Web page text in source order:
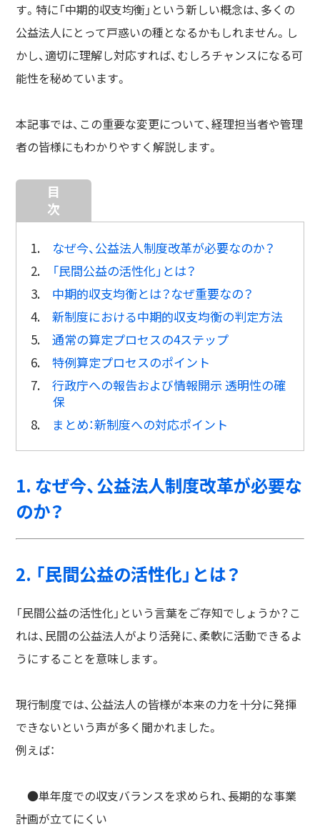
す。特に「中期的収支均衡」という新しい概念は、多くの
公益法人にとって戸惑いの種となるかもしれません。し
かし、適切に理解し対応すれば、むしろチャンスになる可
能性を秘めています。
本記事では、この重要な変更について、経理担当者や管理
者の皆様にもわかりやすく解説します。
目
次
1. なぜ今、公益法人制度改革が必要なのか？
2.
「民間公益の活性化」とは？
3. 中期的収支均衡とは？なぜ重要なの？
4.新制度における中期的収支均衡の判定方法
5.通常の算定プロセスの4ステップ
6.特例算定プロセスのポイント
7.行政庁への報告および情報開示 透明性の確
保
8. まとめ：新制度への対応ポイント
1. なぜ今、公益法人制度改革が必要な
のか？
2. 「民間公益の活性化」とは？
「民間公益の活性化」という言葉をご存知でしょうか？こ
れは、民間の公益法人がより活発に、柔軟に活動できるよ
うにすることを意味します。
現行制度では、公益法人の皆様が本来の力を十分に発揮
できないという声が多く聞かれました。
例えば：
●単年度での収支バランスを求められ、長期的な事業
計画が立てにくい